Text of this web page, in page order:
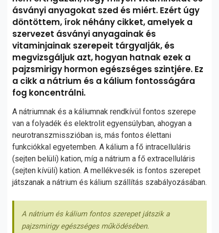
ásványi anyagokat szed és miért. Ezért úgy
döntöttem, írok néhány cikket, amelyek a
szervezet ásványi anyagainak és
vitaminjainak szerepeit tárgyalják, és
megvizsgáljuk azt, hogyan hatnak ezek a
pajzsmirigy hormon egészséges szintjére. Ez
a cikk a nátrium és a kálium fontosságára
fog koncentrálni.
A nátriumnak és a káliumnak rendkívül fontos szerepe
van a folyadék és elektrolit egyensúlyban, ahogyan a
neurotranszmisszióban is, más fontos élettani
funkciókkal egyetemben. A kálium a fő intracelluláris
(sejten belüli) kation, míg a nátrium a fő extracelluláris
(sejten kívüli) kation. A mellékvesék is fontos szerepet
játszanak a nátrium és kálium szállítás szabályozásában.
A nátrium és kálium fontos szerepet játszik a
pajzsmirigy egészséges működésében.